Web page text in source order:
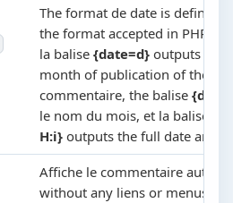
The format de date is defined
the format accepted in PHP.
la balise {date=d} outputs the
month of publication of the
commentaire, the balise
le nom du mois, et la balise
H:i} outputs the full date and
Affiche le commentaire
without any liens or menus